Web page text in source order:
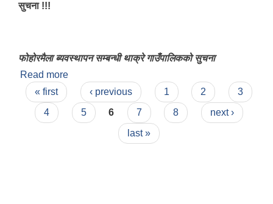
सुचना !!!
फोहोरमैला ब्यवस्थापन सम्बन्धी थाक्रे गाउँपालिकको सुचना
Read more
Pages
« first ‹ previous 1 2
3
4
5 6 7 8
next ›
last »